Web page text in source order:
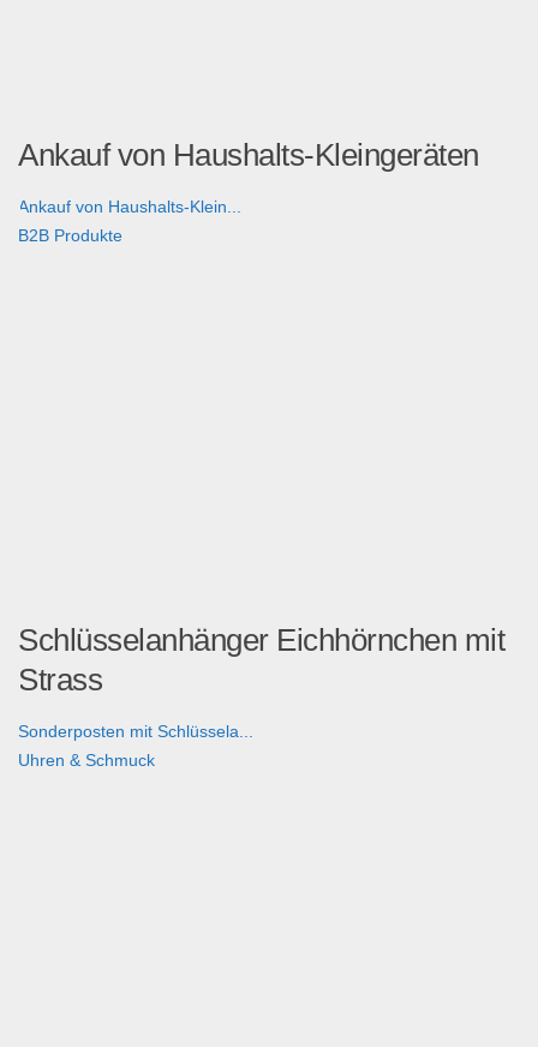
Ankauf von Haushalts-Kleingeräten
Ankauf von Haushalts-Klein...
B2B Produkte
Schlüsselanhänger Eichhörnchen mit
Strass
Sonderposten mit Schlüssela...
Uhren & Schmuck